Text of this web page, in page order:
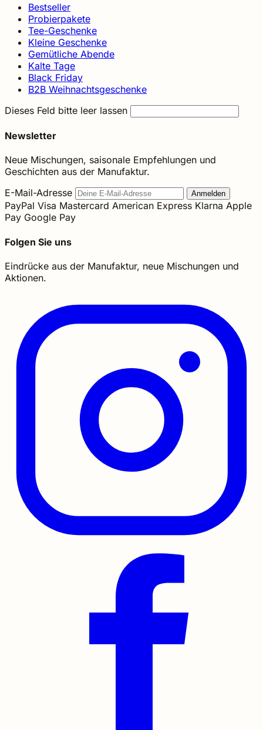
Bestseller
Probierpakete
Tee-Geschenke
Kleine Geschenke
Gemütliche Abende
Kalte Tage
Black Friday
B2B Weihnachtsgeschenke
Dieses Feld bitte leer lassen
Newsletter
Neue Mischungen, saisonale Empfehlungen und
Geschichten aus der Manufaktur.
E-Mail-Adresse
Anmelden
PayPal Visa Mastercard American Express Klarna Apple
Pay Google Pay
Folgen Sie uns
Eindrücke aus der Manufaktur, neue Mischungen und
Aktionen.